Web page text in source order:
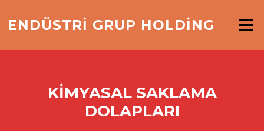
geçENDÜSTRİ GRUP HOLDİNG Menü
KIMYASAL SAKLAMA
DOLAPLARI